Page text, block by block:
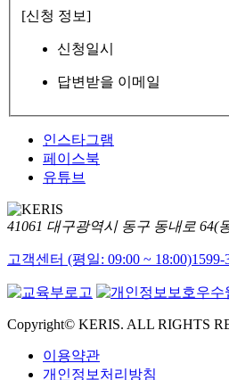
[신청 정보]
신청일시
답변받을 이메일
인스타그램
페이스북
유튜브
41061 대구광역시 동구 동내로 64(
고객센터 (평일: 09:00 ~ 18:00)1599-
Copyright© KERIS. ALL RIGHTS
이용약관
개인정보처리방침